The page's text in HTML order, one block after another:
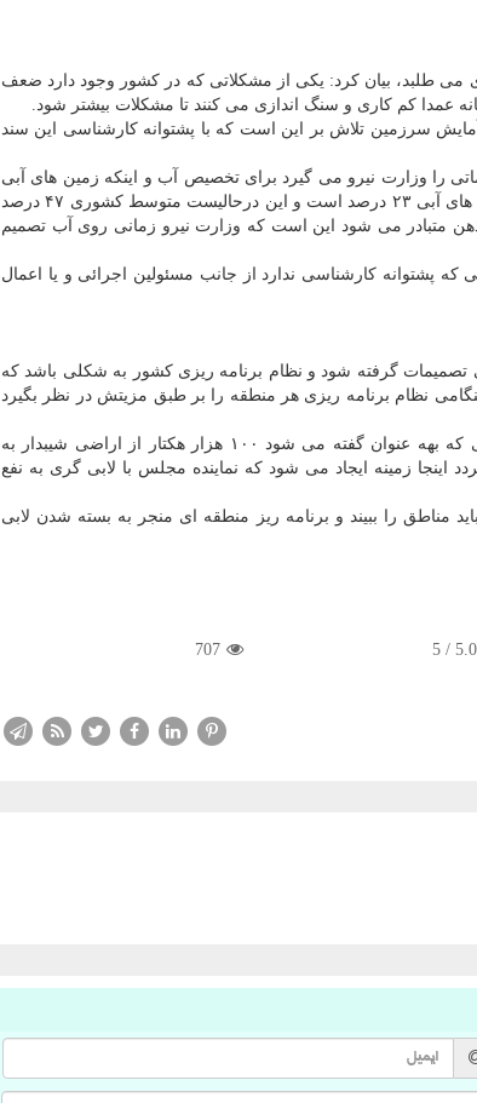
می طلبد، بیان کرد: یکی از مشکلاتی که در کشور وجود دارد ضعف
عمدا کم کاری و سنگ اندازی می کنند تا مشکلات بیشتر شود.
سرزمین تلاش بر این است که با پشتوانه کارشناسی این سند
را وزارت نیرو می گیرد برای تخصیص آب و اینکه زمین های آبی
آن منطقه چقدر است، اظهار داشت: لرستان با مزیت کشاورزی درصد زمین های آبی ۲۳ درصد است و این درحالیست متوسط کشوری ۴۷ درصد
متبادر می شود این است که وزارت نیرو زمانی روی آب تصمیم
پشتوانه کارشناسی ندارد از جانب مسئولین اجرائی و یا اعمال
تصمیمات گرفته شود و نظام برنامه ریزی کشور به شکلی باشد که
نظام برنامه ریزی هر منطقه را بر طبق مزیتش در نظر بگیرد
نایب رییس کمیسیون برنامه، بودجه و محاسبات مجلس اشاره کرد: هنگامی که بهه عنوان گفته می شود ۱۰۰ هزار هکتار از اراضی شیبدار به
زمینه ایجاد می شود که نماینده مجلس با لابی گری به نفع
مناطق را ببیند و برنامه ریز منطقه ای منجر به بسته شدن لابی
5.0
/
5
707